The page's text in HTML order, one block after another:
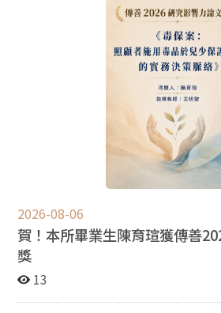
當守護生命的社工隨時可能面臨牢
的法律保障與情感支撐時，專業人
輕一代不再願意投入高風險的兒少
全網將自此崩解，誰來守護下一個孩子？ 我們的
們呼籲司法機關應審酌社工實務的
行職務之合理範圍，切莫以「結果
時，請社會大眾與政府正視社工的
無價，我們同樣痛心；但唯有建立
承認專業判斷不確定性的體制，才
大學社會工作學系 育達科技大學社會工作系 亞洲大學社
會工作學系 東吳大學社會工作學系 東海大學社會工作學
系 長榮大學社會工作學系 高雄醫學大學醫學社會學與社
會工作學系 國立中正大學社會福利學系暨研究所 國立東
華大學民族發展與社會工作學系 國立金門大學社會工作學
系 國立屏東科技大學社會工作系 國立政治大學社會工作
2026-08-06
賀！本所畢業生陳育瑄獲傳善
獎
13